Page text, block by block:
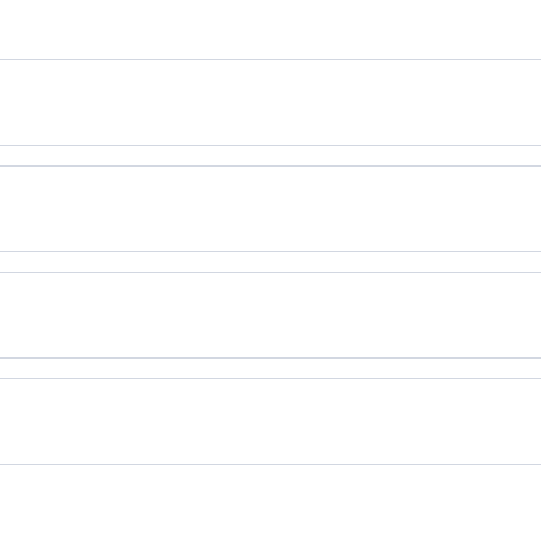
drobną celulozą. Delikatnie złuszcza, aktywnie nawilża,
pędzlem.
naturalnego.
ETHYLHEXANOATE, GLYCERYL STEARATE, PEG-100
MYRISTYL MYRISTATE, SODIUM HYALURONATE, CERAMIDE
LACTYLATE, CARBOMER, XANTHAN GUM, HYDRATED SILICA,
CELLULOSE, DISODIUM EDTA,
okolice oczu i ust. Pozostawić na około 5 minut.